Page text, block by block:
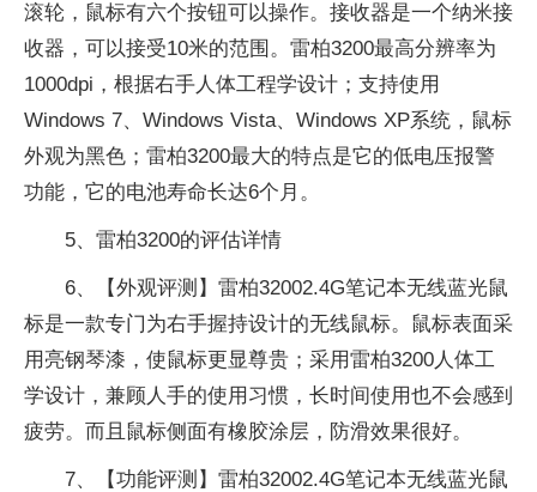
滚轮，鼠标有六个按钮可以操作。接收器是一个纳米接
收器，可以接受10米的范围。雷柏3200最高分辨率为
1000dpi，根据右手人体工程学设计；支持使用
Windows 7、Windows Vista、Windows XP系统，鼠标
外观为黑色；雷柏3200最大的特点是它的低电压报警
功能，它的电池寿命长达6个月。
5、雷柏3200的评估详情
6、【外观评测】雷柏32002.4G笔记本无线蓝光鼠
标是一款专门为右手握持设计的无线鼠标。鼠标表面采
用亮钢琴漆，使鼠标更显尊贵；采用雷柏3200人体工
学设计，兼顾人手的使用习惯，长时间使用也不会感到
疲劳。而且鼠标侧面有橡胶涂层，防滑效果很好。
7、【功能评测】雷柏32002.4G笔记本无线蓝光鼠